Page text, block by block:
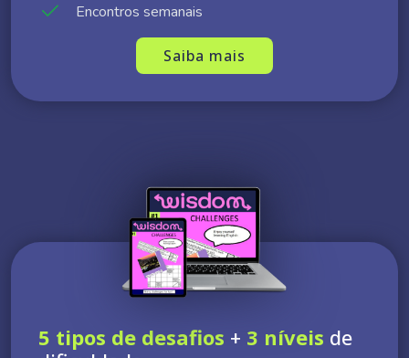
Encontros semanais
Saiba mais
5 tipos de desafios + 3 níveis de